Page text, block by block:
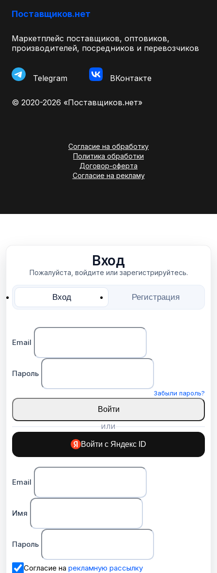
Поставщиков.нет
Маркетплейс поставщиков, оптовиков,
производителей, посредников и перевозчиков
Telegram ВКонтакте
© 2020-2026 «Поставщиков.нет»
Согласие на обработку
Политика обработки
Договор-оферта
Согласие на рекламу
Вход
Пожалуйста, войдите или зарегистрируйтесь.
Вход Регистрация
Email
Пароль
Забыли пароль?
Войти
ИЛИ
Войти с Яндекс ID
Email
Имя
Пароль
Согласие на рекламную рассылку